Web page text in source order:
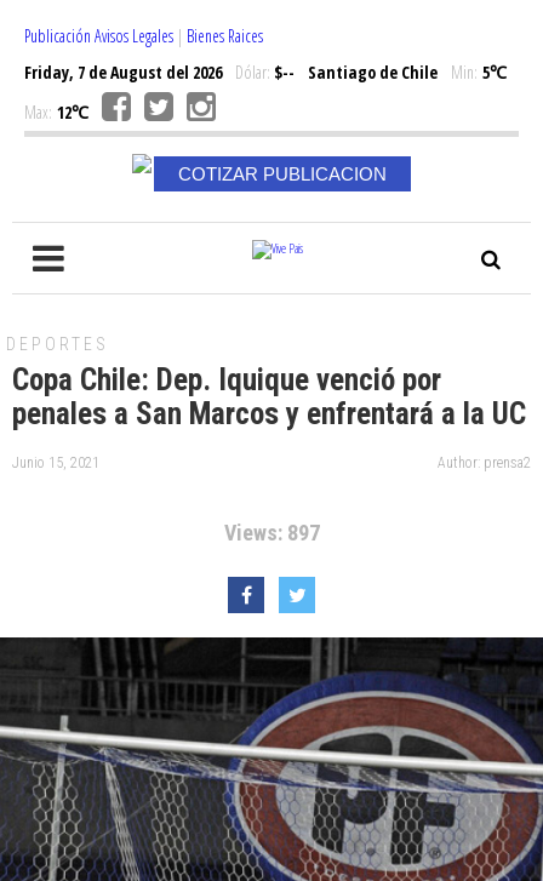
Publicación Avisos Legales | Bienes Raices
Friday, 7 de August del 2026Dólar: $-- Santiago de Chile Min: 5℃
Max: 12℃
COTIZAR PUBLICACION
DEPORTES
Copa Chile: Dep. Iquique venció por
penales a San Marcos y enfrentará a la UC
Junio 15, 2021 Author: prensa2
Views: 897